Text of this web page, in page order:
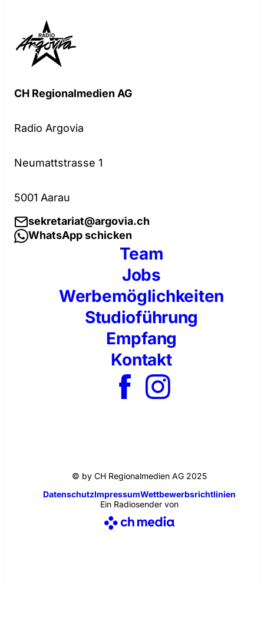
CH Regionalmedien AG
Radio Argovia
Neumattstrasse 1
5001 Aarau
sekretariat@argovia.ch
WhatsApp schicken
Team
Jobs
Werbemöglichkeiten
Studioführung
Empfang
Kontakt
© by CH Regionalmedien AG 2025
DatenschutzImpressumWettbewerbsrichtlinien
Ein Radiosender von